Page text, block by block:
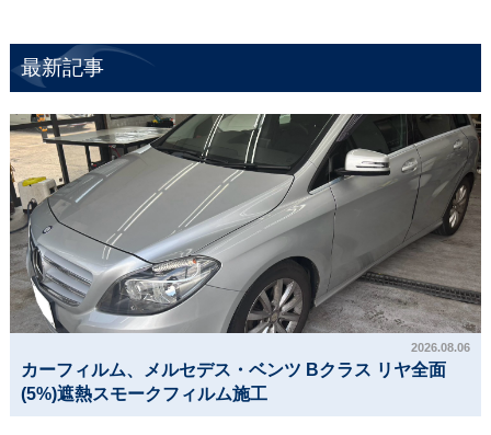
最新記事
2026.08.06
カーフィルム、メルセデス・ベンツ Bクラス リヤ全面
(5%)遮熱スモークフィルム施工